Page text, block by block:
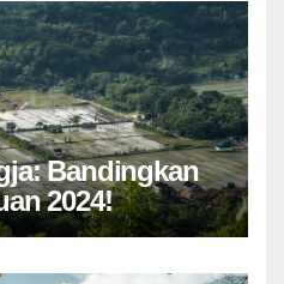
Bandingkan
2024!